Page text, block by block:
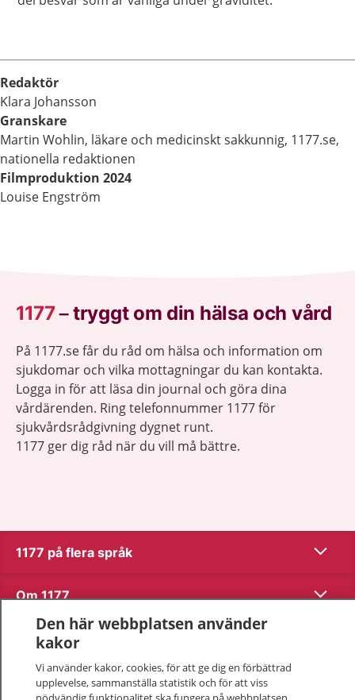
Redaktör
Klara Johansson
Granskare
Martin Wohlin, läkare och medicinskt sakkunnig, 1177.se,
nationella redaktionen
Filmproduktion 2024
Louise Engström
1177–tryggt om din hälsa och vård
På 1177.se får du råd om hälsa och information om
sjukdomar och vilka mottagningar du kan kontakta.
Logga in för att läsa din journal och göra dina
vårdärenden. Ring telefonnummer 1177 för
sjukvårdsrådgivning dygnet runt.
1177 ger dig råd när du vill må bättre.
1177 på flera språk Visa
Om 1177 Visa
Kontakt
Behandling av personuppgifter
Den här webbplatsen använder
kakor
Vi använder kakor, cookies, för att ge dig en förbättrad
upplevelse, sammanställa statistik och för att viss